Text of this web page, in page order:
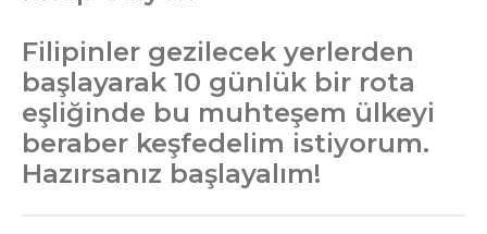
Filipinler gezilecek yerlerden
başlayarak 10 günlük bir rota
eşliğinde bu muhteşem ülkeyi
beraber keşfedelim istiyorum.
Hazırsanız başlayalım!